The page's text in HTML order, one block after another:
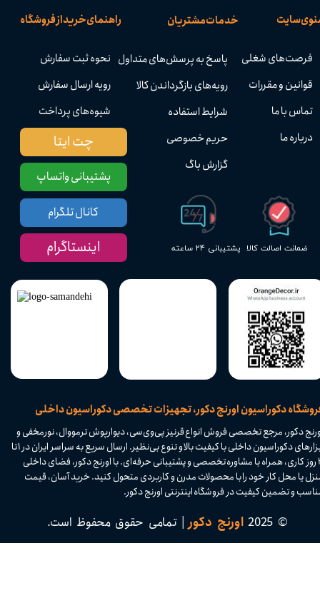
دکوراسیون اورنج دکور، تجهیزات تخصصی دکوراسیون داخلی
پشتیبانی ۲۴ ساعته ضمانت اصالت کالا
راهنمای خرید از فروشگاه
نحوه ثبت سفارش
رویه ارسال سفارش
شیوه‌های پرداخت
خدمات مشتریان
پاسخ به پرسش‌های متداول
رویه‌های بازگرداندن کالا
شرایط استفاده
حریم خصوصی
گزارش باگ
سایت
فرصت‌های شغلی
قوانین و مقررات
تماس با ما
درباره ما
دکور، مرجع تخصصی فروش انواع قرنیز پی‌وی‌سی، دیوارپوش ترمووال، نورمخفی و
ابزارهای دکوراسیون داخلی با کیفیت بالا و تنوع بی‌نظیر. ارسال سریع به سراسر ایران در ۱ تا
۴ روز کاری، همراه با مشاوره تخصصی و پشتیبانی حرفه‌ای. با اورنج دکور، فضای داخلی
یا محل کار خود را با محصولات مدرن و کاربردی متحول کنید. خرید آسان، قیمت
و تضمین کیفیت در فروشگاه اینترنتی اورنج دکور.​​​​​​​
© 2025 اورنج دکور| تمامی حقوق محفوظ است.​​​​​​​
پشتیبانی واتساپ
چت ایتا
کانال تلگرام
اینستاگرام